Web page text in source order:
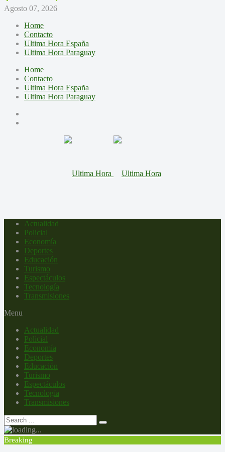
Agosto 07, 2026
Home
Contacto
Ultima Hora España
Ultima Hora Paraguay
Home
Contacto
Ultima Hora España
Ultima Hora Paraguay
Actualidad
Policial
Economía
Deportes
Educación
Turismo
Espectáculos
Tecnología
Transmisiones
Menu
Actualidad
Policial
Economía
Deportes
Educación
Turismo
Espectáculos
Tecnología
Transmisiones
Breaking